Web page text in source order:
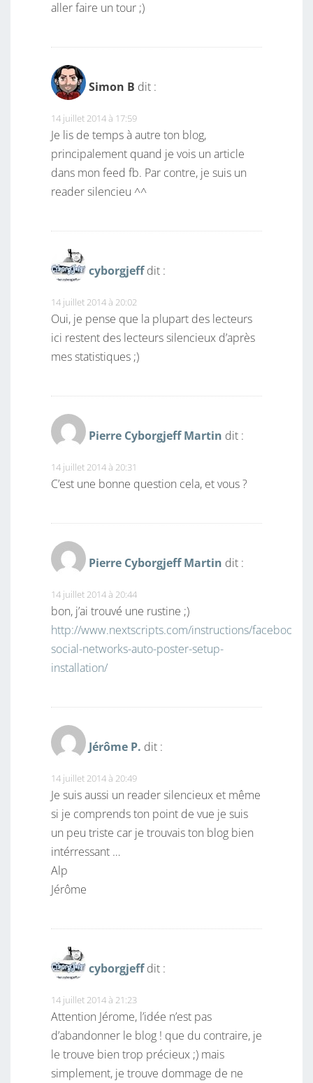
aller faire un tour ;)
Simon B dit :
14 juillet 2014 à 17:59
Je lis de temps à autre ton blog,
principalement quand je vois un article
dans mon feed fb. Par contre, je suis un
reader silencieu ^^
cyborgjeff dit :
14 juillet 2014 à 20:02
Oui, je pense que la plupart des lecteurs
ici restent des lecteurs silencieux d’après
mes statistiques ;)
Pierre Cyborgjeff Martin dit :
14 juillet 2014 à 20:31
C’est une bonne question cela, et vous ?
Pierre Cyborgjeff Martin dit :
14 juillet 2014 à 20:44
bon, j’ai trouvé une rustine ;)
http://www.nextscripts.com/instructions/facebook-
social-networks-auto-poster-setup-
installation/
Jérôme P. dit :
14 juillet 2014 à 20:49
Je suis aussi un reader silencieux et même
si je comprends ton point de vue je suis
un peu triste car je trouvais ton blog bien
intérressant …
Alp
Jérôme
cyborgjeff dit :
14 juillet 2014 à 21:23
Attention Jérome, l’idée n’est pas
d’abandonner le blog ! que du contraire, je
le trouve bien trop précieux ;) mais
simplement, je trouve dommage de ne